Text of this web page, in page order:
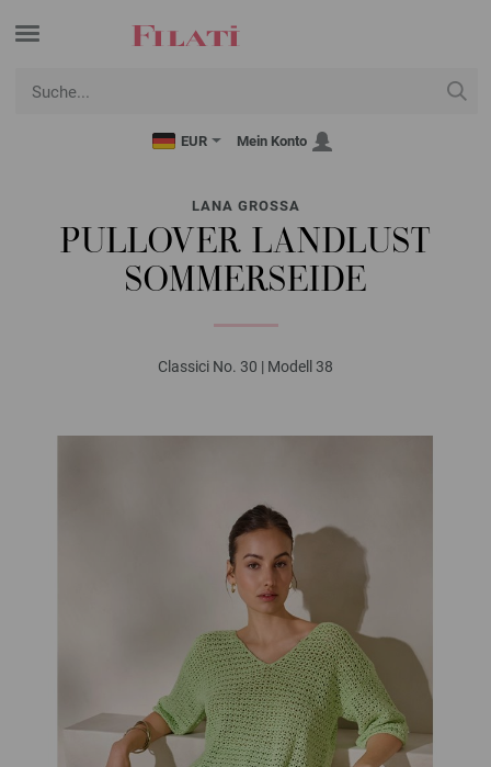
EUR Mein Konto
LANA GROSSA
PULLOVER LANDLUST
SOMMERSEIDE
Classici No. 30 | Modell 38